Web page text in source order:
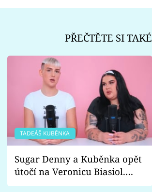
PŘEČTĚTE SI TAKÉ
TADEÁŠ KUBĚNKA
Sugar Denny a Kuběnka opět
útočí na Veronicu Biasiol.
Proč je podle nich falešná a